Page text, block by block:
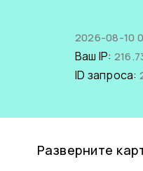
2026-08-10
Ваш IP:
ID запроса:
Разверните